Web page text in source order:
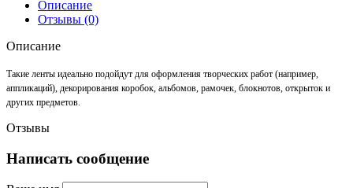
Описание
Отзывы (0)
Описание
Такие ленты идеально подойдут для оформления творческих работ (например,
аппликаций), декорирования коробок, альбомов, рамочек, блокнотов, открыток и
других предметов.
Отзывы
Написать сообщение